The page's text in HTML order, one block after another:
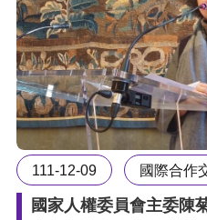
無
障
礙
網
頁
宣
言
111-12-09 國際合作
國家人權委員會主委陳